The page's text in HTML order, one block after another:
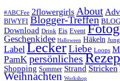
#ABCFee 2flowergirls About
BIWYFI Blogger-Treffen
Download Drink Eis Event
Geschenkidee Halloween Häkeln
LabelLeckerLiebe Loops
PamKpersönliches
Shopping Sommer Strand Stricken
Weihnachten Workshop